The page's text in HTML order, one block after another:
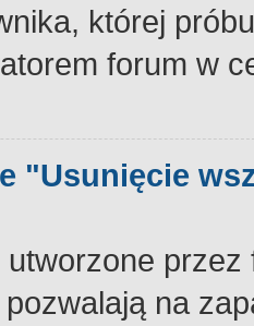
której
forum w
"Usunięcie
utworzone
na